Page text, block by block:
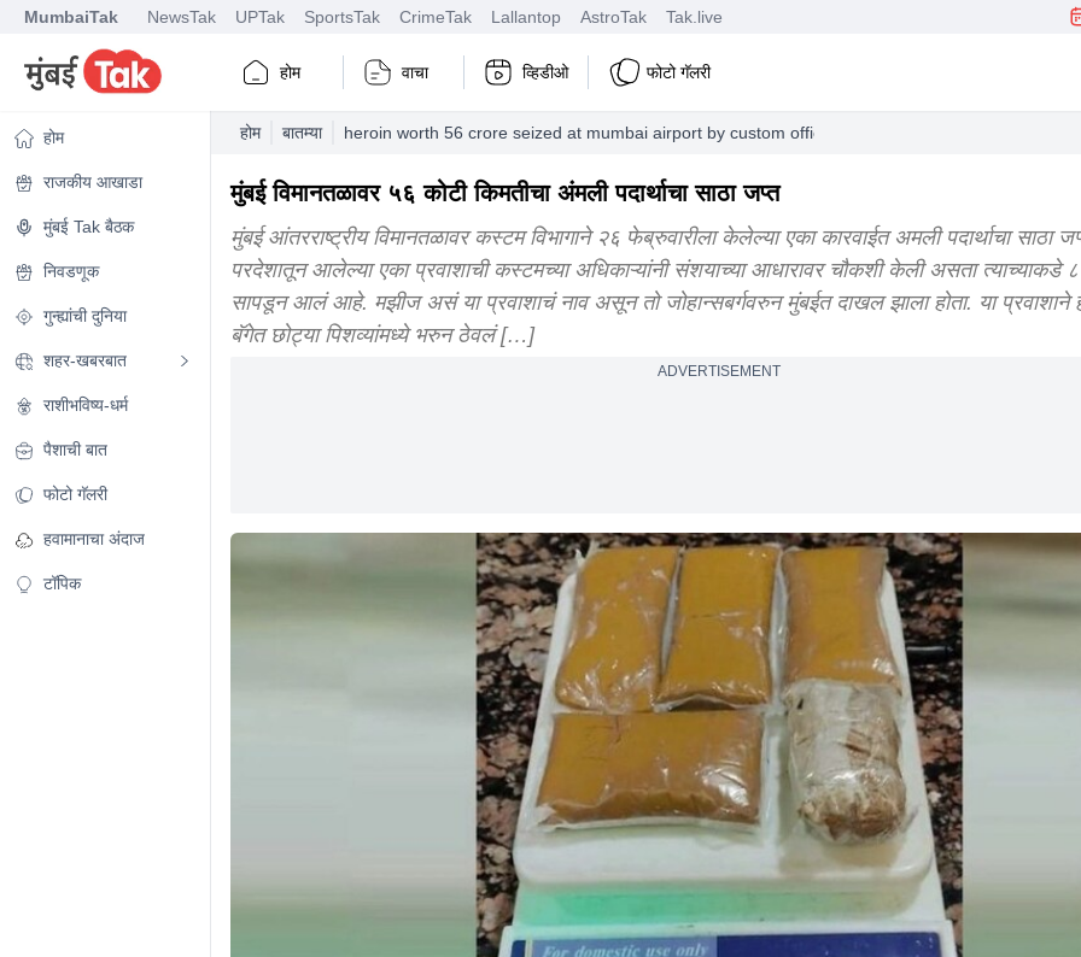
MumbaiTak NewsTak UPTak SportsTak CrimeTak Lallantop AstroTak Tak.live
होम वाचा व्हिडीओ फोटो गॅलरी
होम
राजकीय आखाडा
मुंबई Tak बैठक
निवडणूक
गुन्ह्यांची दुनिया
शहर-खबरबात
राशीभविष्य-धर्म
पैशाची बात
फोटो गॅलरी
हवामानाचा अंदाज
टॉपिक
होम बातम्या heroin worth 56 crore seized at mumbai airport by custom officials
मुंबई विमानतळावर ५६ कोटी किमतीचा अंमली पदार्थाचा साठा जप्त
मुंबई आंतरराष्ट्रीय विमानतळावर कस्टम विभागाने २६ फेब्रुवारीला केलेल्या एका कारवाईत अमली पदार्थाचा साठा
परदेशातून आलेल्या एका प्रवाशाची कस्टमच्या अधिकाऱ्यांनी संशयाच्या आधारावर चौकशी केली असता त्याच्याकडे ८
सापडून आलं आहे. मझीज असं या प्रवाशाचं नाव असून तो जोहान्सबर्गवरुन मुंबईत दाखल झाला होता. या प्रवाशाने
बॅगेत छोट्या पिशव्यांमध्ये भरुन ठेवलं […]
ADVERTISEMENT